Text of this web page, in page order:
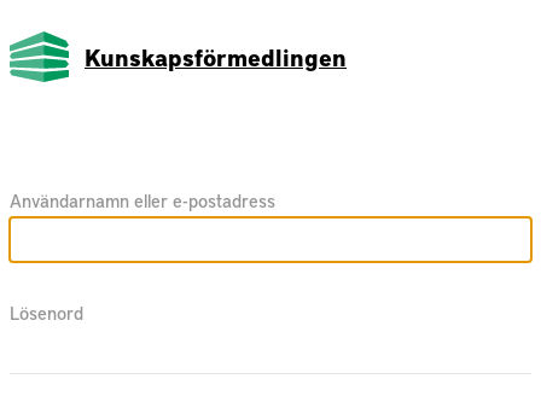
Kunskapsförmedlingen
Användarnamn eller e-postadress
Lösenord